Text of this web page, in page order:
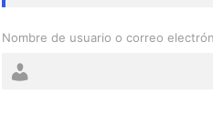
Nombre de usuario o correo